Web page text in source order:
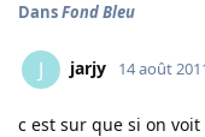
DansFond Bleu
J jarjy 14 août
c est sur que si on